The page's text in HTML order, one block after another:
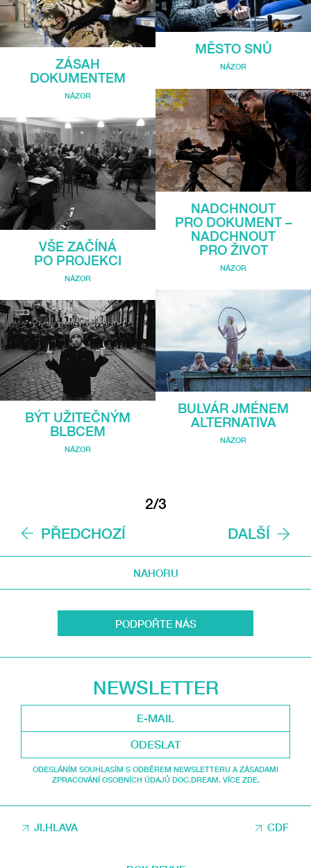
ZÁSAH
DOKUMENTEM
NÁZOR
VŠE ZAČÍNÁ
PO PROJEKCI
NÁZOR
BÝT UŽITEČNÝM
BLBCEM
NÁZOR
MĚSTO SNŮ
NÁZOR
NADCHNOUT
PRO DOKUMENT –
NADCHNOUT
PRO ŽIVOT
NÁZOR
BULVÁR JMÉNEM
ALTERNATIVA
NÁZOR
PŘEDCHOZÍ
2/3
DALŠÍ
NAHORU
PODPOŘTE NÁS
NEWSLETTER
ODESLAT
ODESLÁNÍM SOUHLASÍM S ODBĚREM NEWSLETTERU A ZÁSADAMI
ZPRACOVÁNÍ OSOBNÍCH ÚDAJŮ DOC.DREAM. VÍCE ZDE.
JI.HLAVA CDF